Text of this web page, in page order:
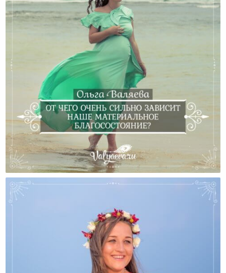
От Чего Очень Сильно Зависит Наше Материальное
Благосостояние?